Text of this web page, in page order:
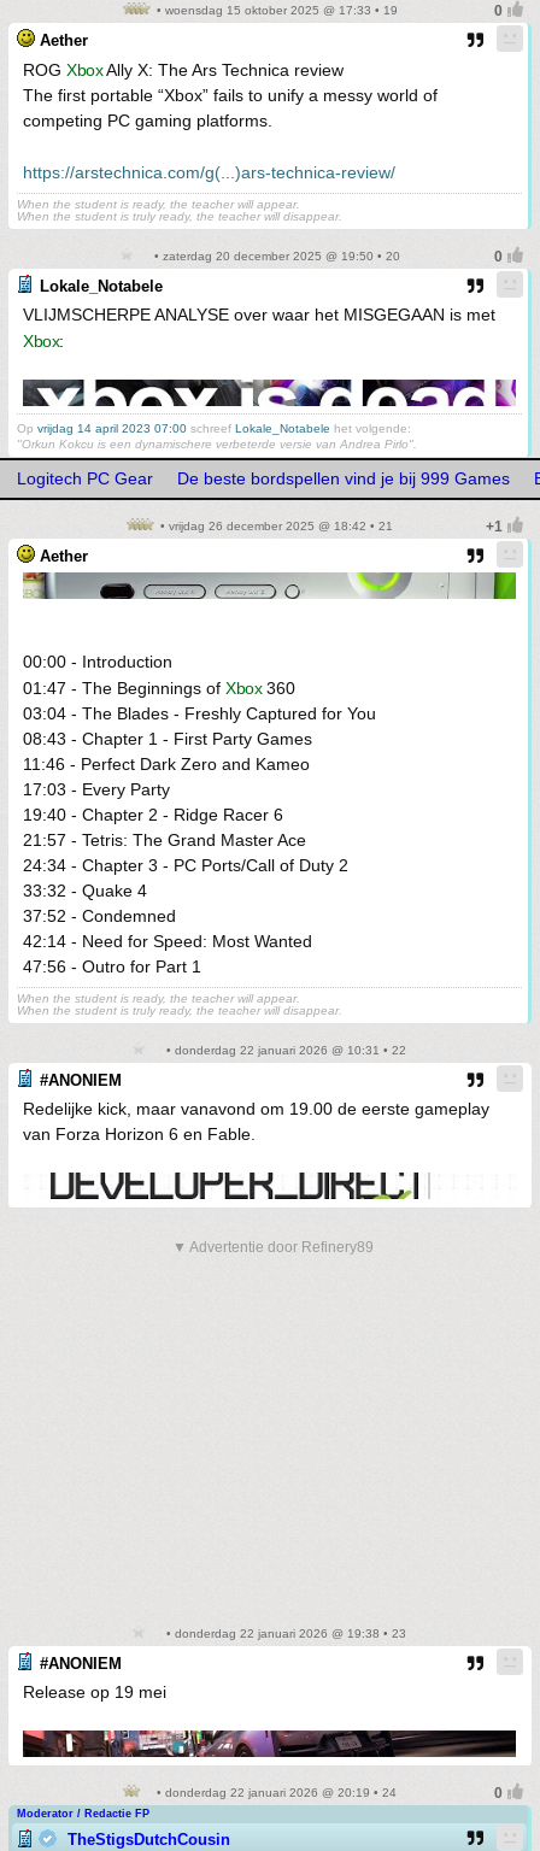
• woensdag 15 oktober 2025 @ 17:33 • 19
Aether
ROG XboxAlly X: The Ars Technica review
The first portable “Xbox” fails to unify a messy world of
competing PC gaming platforms.
https://arstechnica.com/g(...)ars-technica-review/
When the student is ready, the teacher will appear.
When the student is truly ready, the teacher will disappear.
• zaterdag 20 december 2025 @ 19:50 • 20
Lokale_Notabele
VLIJMSCHERPE ANALYSE over waar het MISGEGAAN is met
Xbox:
Op vrijdag 14 april 2023 07:00 schreef Lokale_Notabele het volgende:
"Orkun Kokcu is een dynamischere verbeterde versie van Andrea Pirlo".
Logitech PC Gear De beste bordspellen vind je bij 999 Games
• vrijdag 26 december 2025 @ 18:42 • 21
Aether
00:00 - Introduction
01:47 - The Beginnings of Xbox360
03:04 - The Blades - Freshly Captured for You
08:43 - Chapter 1 - First Party Games
11:46 - Perfect Dark Zero and Kameo
17:03 - Every Party
19:40 - Chapter 2 - Ridge Racer 6
21:57 - Tetris: The Grand Master Ace
24:34 - Chapter 3 - PC Ports/Call of Duty 2
33:32 - Quake 4
37:52 - Condemned
42:14 - Need for Speed: Most Wanted
47:56 - Outro for Part 1
When the student is ready, the teacher will appear.
When the student is truly ready, the teacher will disappear.
• donderdag 22 januari 2026 @ 10:31 • 22
#ANONIEM
Redelijke kick, maar vanavond om 19.00 de eerste gameplay
van Forza Horizon 6 en Fable.
▼ Advertentie door Refinery89
• donderdag 22 januari 2026 @ 19:38 • 23
#ANONIEM
Release op 19 mei
• donderdag 22 januari 2026 @ 20:19 • 24
Moderator / Redactie FP
TheStigsDutchCousin